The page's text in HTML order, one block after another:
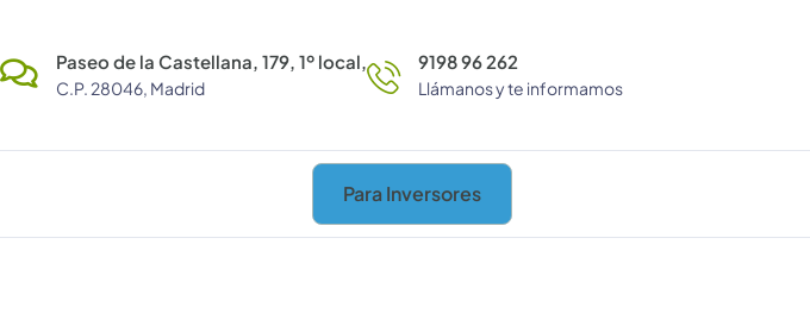
Paseo de la Castellana, 179, 1º local,
C.P. 28046, Madrid
9198 96 262
Llámanos y te informamos
Para Inversores